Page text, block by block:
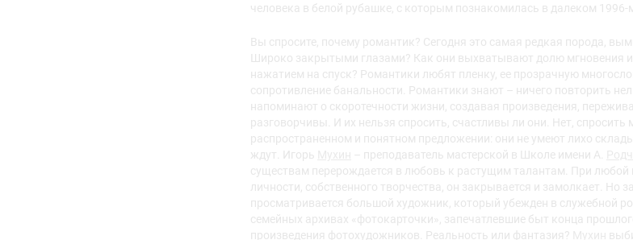
человека в белой рубашке, с которым познакомилась в далеком
Вы спросите, почему романтик? Сегодня это самая редкая порода,
Широко закрытыми глазами? Как они выхватывают долю мгновения
нажатием на спуск? Романтики любят пленку, ее прозрачную
сопротивление банальности. Романтики знают – ничего повторить
напоминают о скоротечности жизни, создавая произведения,
разговорчивы. И их нельзя спросить, счастливы ли они. Нет,
распространенном и понятном предложении: они не умеют лихо
ждут. Игорь
– преподаватель мастерской в Школе имени А.
существам перерождается в любовь к растущим талантам. При любой
личности, собственного творчества, он закрывается и замолкает. Но
просматривается большой художник, который убежден в служебной
семейных архивах «фотокарточки», запечатлевшие быт конца
произведения фотохудожников. Реальность или фантазия?